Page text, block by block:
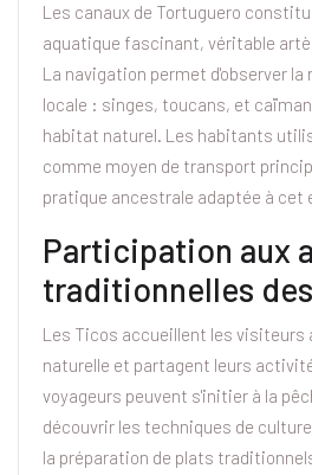
Les canaux de Tortuguero
aquatique fascinant, véritable
La navigation permet d'observer
locale : singes, toucans, et
habitat naturel. Les habitants
comme moyen de transport
pratique ancestrale adaptée à cet
Participation aux
traditionnelles
Les Ticos accueillent les visiteurs
naturelle et partagent leurs
voyageurs peuvent s'initier à la
découvrir les techniques de
la préparation de plats